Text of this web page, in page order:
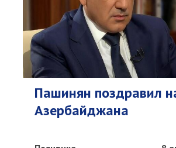
Пашинян поздравил
Азербайджана